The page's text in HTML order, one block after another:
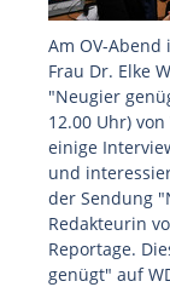
Am OV-Abend
Frau Dr. Elke
"Neugier
12.00 Uhr)
einige
und
der Sendung
Redakteurin
Reportage.
genügt" auf